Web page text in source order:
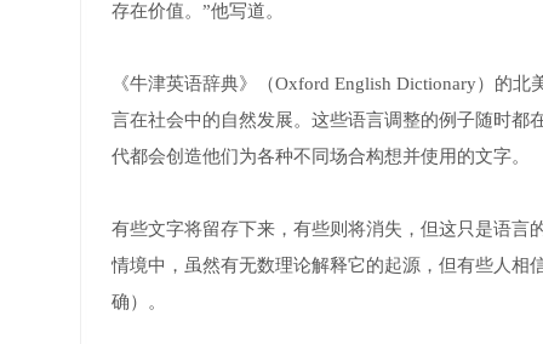
存在价值。”他写道。
《牛津英语辞典》（Oxford English Dictionary）的
言在社会中的自然发展。这些语言调整的例子随时都
代都会创造他们为各种不同场合构想并使用的文字。
有些文字将留存下来，有些则将消失，但这只是语言
情境中，虽然有无数理论解释它的起源，但有些人相
确）。